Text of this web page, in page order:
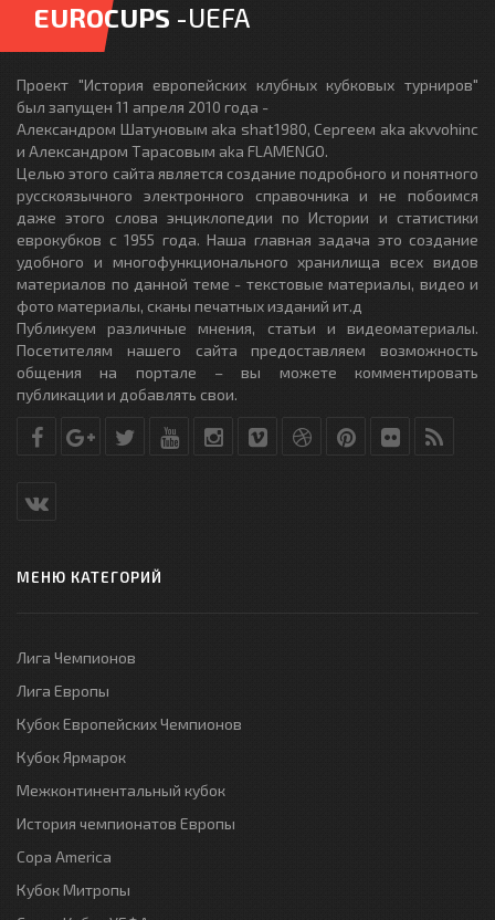
EUROCUPS -UEFA
Проект "История европейских клубных кубковых турниров"
был запущен 11 апреля 2010 года -
Александром Шатуновым aka shat1980, Сергеем aka akvvohinc
и Александром Тарасовым aka FLAMENGO.
Целью этого сайта является создание подробного и понятного
русскоязычного электронного справочника и не побоимся
даже этого слова энциклопедии по Истории и статистики
еврокубков с 1955 года. Наша главная задача это создание
удобного и многофункционального хранилища всех видов
материалов по данной теме - текстовые материалы, видео и
фото материалы, сканы печатных изданий ит.д
Публикуем различные мнения, статьи и видеоматериалы.
Посетителям нашего сайта предоставляем возможность
общения на портале – вы можете комментировать
публикации и добавлять свои.
МЕНЮ КАТЕГОРИЙ
Лига Чемпионов
Лига Европы
Кубок Европейских Чемпионов
Кубок Ярмарок
Межконтинентальный кубок
История чемпионатов Европы
Copa America
Кубок Митропы